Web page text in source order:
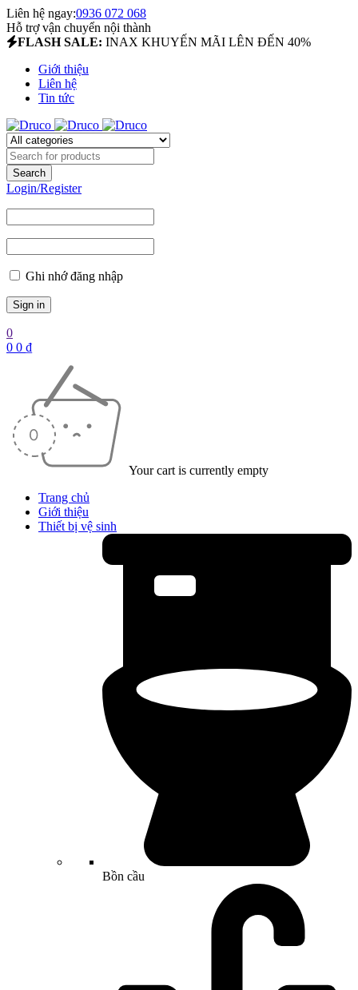
Liên hệ ngay:0936 072 068
Hỗ trợ vận chuyển nội thành
FLASH SALE: INAX KHUYẾN MÃI LÊN ĐẾN 40%
Giới thiệu
Liên hệ
Tin tức
Login/Register
Ghi nhớ đăng nhập
0
0 0 ₫
Your cart is currently empty
Trang chủ
Giới thiệu
Thiết bị vệ sinh
Bồn cầu